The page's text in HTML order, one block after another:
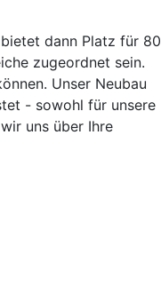
dann Platz für 80
zugeordnet sein.
Unser Neubau
- sowohl für unsere
uns über Ihre